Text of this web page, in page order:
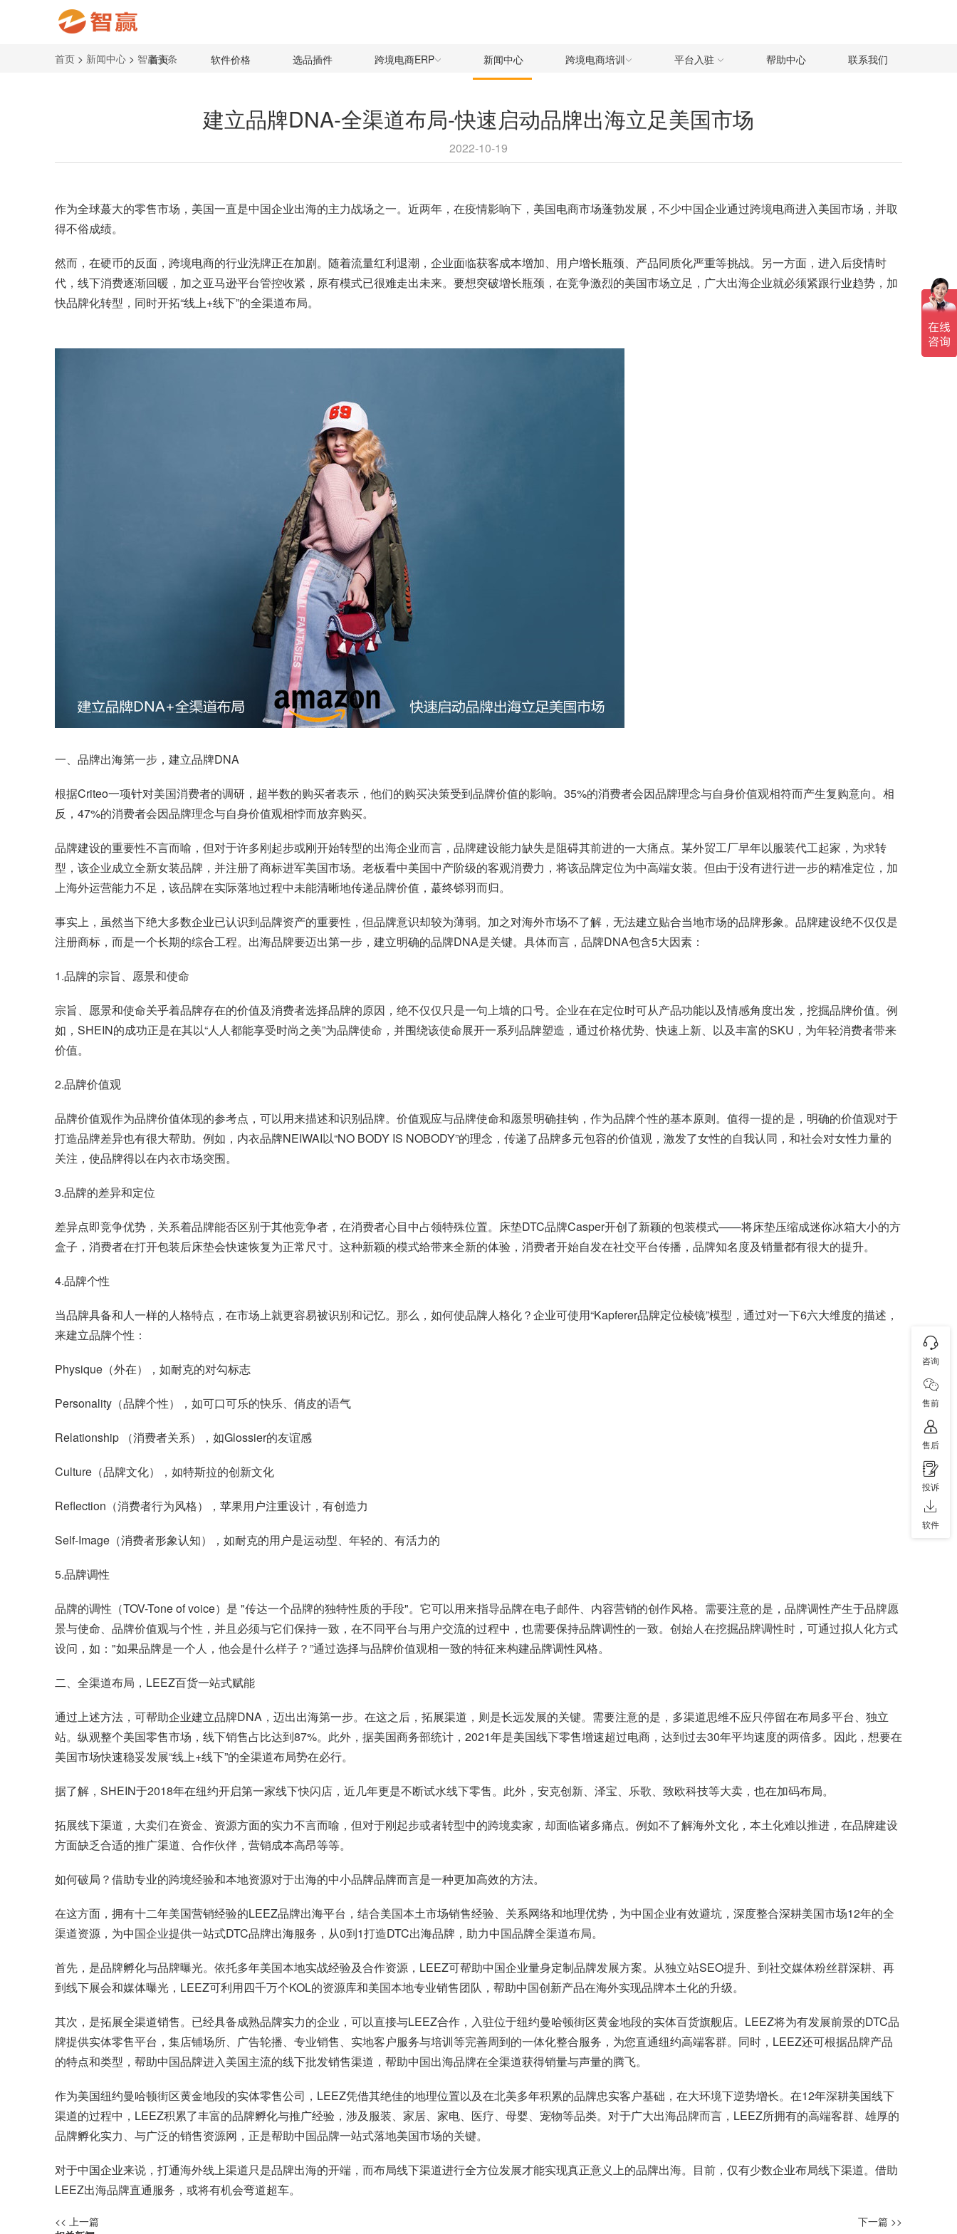
首页 软件价格 选品插件 跨境电商ERP 新闻中心 跨境电商培训 平台入驻 帮助中心 联系我们
首页 > 新闻中心 > 智赢头条
建立品牌DNA-全渠道布局-快速启动品牌出海立足美国市场
2022-10-19
作为全球蕞大的零售市场，美国一直是中国企业出海的主力战场之一。近两年，在疫情影响下，美国电商市场蓬勃发展，不少中国企业通过跨境电商进入美国市场，并取
得不俗成绩。
然而，在硬币的反面，跨境电商的行业洗牌正在加剧。随着流量红利退潮，企业面临获客成本增加、用户增长瓶颈、产品同质化严重等挑战。另一方面，进入后疫情时
代，线下消费逐渐回暖，加之亚马逊平台管控收紧，原有模式已很难走出未来。要想突破增长瓶颈，在竞争激烈的美国市场立足，广大出海企业就必须紧跟行业趋势，加
快品牌化转型，同时开拓“线上+线下”的全渠道布局。
一、 品牌出海第一步，建立品牌DNA
根据Criteo一项针对美国消费者的调研，超半数的购买者表示，他们的购买决策受到品牌价值的影响。35%的消费者会因品牌理念与自身价值观相符而产生复购意向。相
反，47%的消费者会因品牌理念与自身价值观相悖而放弃购买。
品牌建设的重要性不言而喻，但对于许多刚起步或刚开始转型的出海企业而言，品牌建设能力缺失是阻碍其前进的一大痛点。某外贸工厂早年以服装代工起家，为求转
型，该企业成立全新女装品牌，并注册了商标进军美国市场。老板看中美国中产阶级的客观消费力，将该品牌定位为中高端女装。但由于没有进行进一步的精准定位，加
上海外运营能力不足，该品牌在实际落地过程中未能清晰地传递品牌价值，蕞终铩羽而归。
事实上，虽然当下绝大多数企业已认识到品牌资产的重要性，但品牌意识却较为薄弱。加之对海外市场不了解，无法建立贴合当地市场的品牌形象。品牌建设绝不仅仅是
注册商标，而是一个长期的综合工程。出海品牌要迈出第一步，建立明确的品牌DNA是关键。具体而言，品牌DNA包含5大因素：
1.品牌的宗旨、愿景和使命
宗旨、愿景和使命关乎着品牌存在的价值及消费者选择品牌的原因，绝不仅仅只是一句上墙的口号。企业在在定位时可从产品功能以及情感角度出发，挖掘品牌价值。例
如，SHEIN的成功正是在其以“人人都能享受时尚之美”为品牌使命，并围绕该使命展开一系列品牌塑造，通过价格优势、快速上新、以及丰富的SKU，为年轻消费者带来
价值。
2.品牌价值观
品牌价值观作为品牌价值体现的参考点，可以用来描述和识别品牌。价值观应与品牌使命和愿景明确挂钩，作为品牌个性的基本原则。值得一提的是，明确的价值观对于
打造品牌差异也有很大帮助。例如，内衣品牌NEIWAI以“NO BODY IS NOBODY”的理念，传递了品牌多元包容的价值观，激发了女性的自我认同，和社会对女性力量的
关注，使品牌得以在内衣市场突围。
3.品牌的差异和定位
差异点即竞争优势，关系着品牌能否区别于其他竞争者，在消费者心目中占领特殊位置。床垫DTC品牌Casper开创了新颖的包装模式——将床垫压缩成迷你冰箱大小的方
盒子，消费者在打开包装后床垫会快速恢复为正常尺寸。这种新颖的模式给带来全新的体验，消费者开始自发在社交平台传播，品牌知名度及销量都有很大的提升。
4.品牌个性
当品牌具备和人一样的人格特点，在市场上就更容易被识别和记忆。那么，如何使品牌人格化？企业可使用“Kapferer品牌定位棱镜”模型，通过对一下6六大维度的描述，
来建立品牌个性：
Physique（外在），如耐克的对勾标志
Personality（品牌个性），如可口可乐的快乐、俏皮的语气
Relationship （消费者关系），如Glossier的友谊感
Culture（品牌文化），如特斯拉的创新文化
Reflection（消费者行为风格），苹果用户注重设计，有创造力
Self-Image（消费者形象认知），如耐克的用户是运动型、年轻的、有活力的
5.品牌调性
品牌的调性（TOV-Tone of voice）是 "传达一个品牌的独特性质的手段"。它可以用来指导品牌在电子邮件、内容营销的创作风格。需要注意的是，品牌调性产生于品牌愿
景与使命、品牌价值观与个性，并且必须与它们保持一致，在不同平台与用户交流的过程中，也需要保持品牌调性的一致。创始人在挖掘品牌调性时，可通过拟人化方式
设问，如："如果品牌是一个人，他会是什么样子？”通过选择与品牌价值观相一致的特征来构建品牌调性风格。
二、全渠道布局，LEEZ百货一站式赋能
通过上述方法，可帮助企业建立品牌DNA，迈出出海第一步。在这之后，拓展渠道，则是长远发展的关键。需要注意的是，多渠道思维不应只停留在布局多平台、独立
站。纵观整个美国零售市场，线下销售占比达到87%。此外，据美国商务部统计，2021年是美国线下零售增速超过电商，达到过去30年平均速度的两倍多。因此，想要在
美国市场快速稳妥发展“线上+线下”的全渠道布局势在必行。
据了解，SHEIN于2018年在纽约开启第一家线下快闪店，近几年更是不断试水线下零售。此外，安克创新、泽宝、乐歌、致欧科技等大卖，也在加码布局。
拓展线下渠道，大卖们在资金、资源方面的实力不言而喻，但对于刚起步或者转型中的跨境卖家，却面临诸多痛点。例如不了解海外文化，本土化难以推进，在品牌建设
方面缺乏合适的推广渠道、合作伙伴，营销成本高昂等等。
如何破局？借助专业的跨境经验和本地资源对于出海的中小品牌品牌而言是一种更加高效的方法。
在这方面，拥有十二年美国营销经验的LEEZ品牌出海平台，结合美国本土市场销售经验、关系网络和地理优势，为中国企业有效避坑，深度整合深耕美国市场12年的全
渠道资源，为中国企业提供一站式DTC品牌出海服务，从0到1打造DTC出海品牌，助力中国品牌全渠道布局。
首先，是品牌孵化与品牌曝光。依托多年美国本地实战经验及合作资源，LEEZ可帮助中国企业量身定制品牌发展方案。从独立站SEO提升、到社交媒体粉丝群深耕、再
到线下展会和媒体曝光，LEEZ可利用四千万个KOL的资源库和美国本地专业销售团队，帮助中国创新产品在海外实现品牌本土化的升级。
其次，是拓展全渠道销售。已经具备成熟品牌实力的企业，可以直接与LEEZ合作，入驻位于纽约曼哈顿街区黄金地段的实体百货旗舰店。LEEZ将为有发展前景的DTC品
牌提供实体零售平台，集店铺场所、广告轮播、专业销售、实地客户服务与培训等完善周到的一体化整合服务，为您直通纽约高端客群。同时，LEEZ还可根据品牌产品
的特点和类型，帮助中国品牌进入美国主流的线下批发销售渠道，帮助中国出海品牌在全渠道获得销量与声量的腾飞。
作为美国纽约曼哈顿街区黄金地段的实体零售公司，LEEZ凭借其绝佳的地理位置以及在北美多年积累的品牌忠实客户基础，在大环境下逆势增长。在12年深耕美国线下
渠道的过程中，LEEZ积累了丰富的品牌孵化与推广经验，涉及服装、家居、家电、医疗、母婴、宠物等品类。对于广大出海品牌而言，LEEZ所拥有的高端客群、雄厚的
品牌孵化实力、与广泛的销售资源网，正是帮助中国品牌一站式落地美国市场的关键。
对于中国企业来说，打通海外线上渠道只是品牌出海的开端，而布局线下渠道进行全方位发展才能实现真正意义上的品牌出海。目前，仅有少数企业布局线下渠道。借助
LEEZ出海品牌直通服务，或将有机会弯道超车。
<< 上一篇
下一篇 >>
咨询
售前
售后
投诉
软件